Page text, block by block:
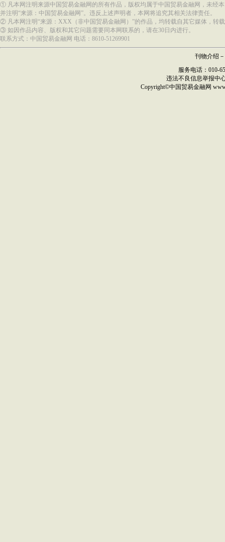
① 凡本网注明来源中国贸易金融网的所有作品，版权均属于中国贸易金融网，未经
并注明“来源：中国贸易金融网”。违反上述声明者，本网将追究其相关法律责任。
② 凡本网注明“来源：XXX（非中国贸易金融网）”的作品，均转载自其它媒体，转
③ 如因作品内容、版权和其它问题需要同本网联系的，请在30日内进行。
联系方式：中国贸易金融网 电话：8610-51269901
刊物介绍 －
服务电话：010-
违法不良信息举报中
Copyright©中国贸易金融网